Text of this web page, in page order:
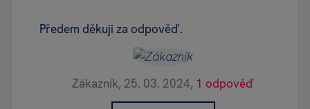
Předem děkuji za odpověď.
Zákazník, 25. 03. 2024, 1 odpověď